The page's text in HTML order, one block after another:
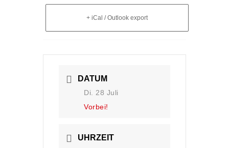
+ iCal / Outlook export
DATUM
Di. 28 Juli
Vorbei!
UHRZEIT